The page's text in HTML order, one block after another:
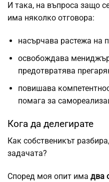
И така, на въпроса защо
има няколко отговора:
насърчава растежа на
освобождава
предотвратява
повишава
помага за
Кога да делегирате
Как собственикът
задачата?
Според моя опит има два